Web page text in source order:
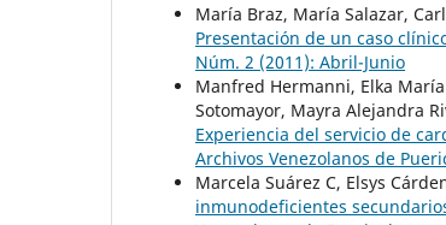
María Braz, María Salazar,
Presentación de un caso
Núm. 2 (2011): Abril-Junio
Manfred Hermanni, Elka
Sotomayor, Mayra Alejandra
Experiencia del servicio de
Archivos Venezolanos de
Marcela Suárez C, Elsys
inmunodeficientes